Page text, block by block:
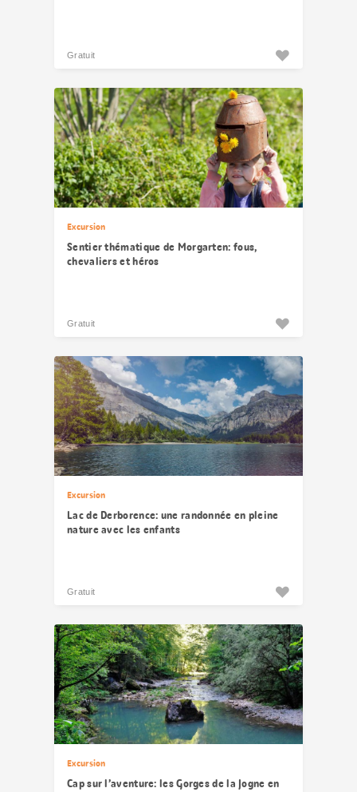
Gratuit
Excursion
Sentier thématique de Morgarten: fous,
chevaliers et héros
Gratuit
Excursion
Lac de Derborence: une randonnée en pleine
nature avec les enfants
Gratuit
Excursion
Cap sur l’aventure: les Gorges de la Jogne en